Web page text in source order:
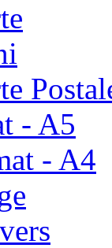
- A5
- A4